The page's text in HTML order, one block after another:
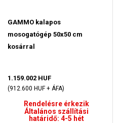
GAMMO kalapos
mosogatógép 50x50 cm
kosárral
1.159.002 HUF
(912.600 HUF + ÁFA)
Rendelésre érkezik
Általános szállítási
határidő: 4-5 hét